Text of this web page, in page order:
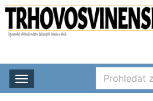
Rozbalit nabídku